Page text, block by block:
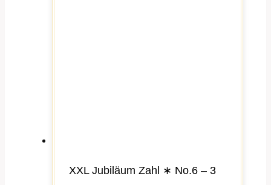
XXL Jubiläum Zahl ∗ No.6 – 3